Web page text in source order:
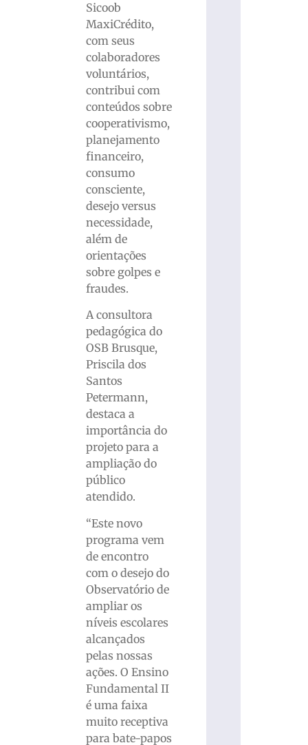
Sicoob
MaxiCrédito,
com seus
colaboradores
voluntários,
contribui com
conteúdos sobre
cooperativismo,
planejamento
financeiro,
consumo
consciente,
desejo versus
necessidade,
além de
orientações
sobre golpes e
fraudes.
A consultora
pedagógica do
OSB Brusque,
Priscila dos
Santos
Petermann,
destaca a
importância do
projeto para a
ampliação do
público
atendido.
“Este novo
programa vem
de encontro
com o desejo do
Observatório de
ampliar os
níveis escolares
alcançados
pelas nossas
ações. O Ensino
Fundamental II
é uma faixa
muito receptiva
para bate-papos